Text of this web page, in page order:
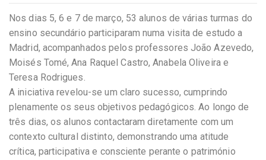
Nos dias 5, 6 e 7 de março, 53 alunos de várias turmas do
ensino secundário participaram numa visita de estudo a
Madrid, acompanhados pelos professores João Azevedo,
Moisés Tomé, Ana Raquel Castro, Anabela Oliveira e
Teresa Rodrigues.
A iniciativa revelou-se um claro sucesso, cumprindo
plenamente os seus objetivos pedagógicos. Ao longo de
três dias, os alunos contactaram diretamente com um
contexto cultural distinto, demonstrando uma atitude
crítica, participativa e consciente perante o património